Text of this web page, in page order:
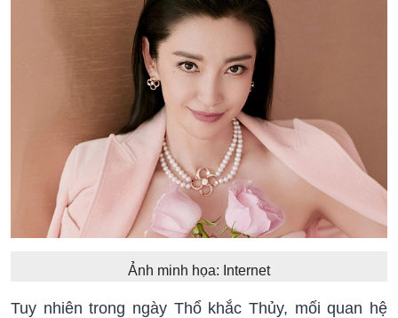
Ảnh minh họa: Internet
Tuy nhiên trong ngày Thổ khắc Thủy, mối quan hệ